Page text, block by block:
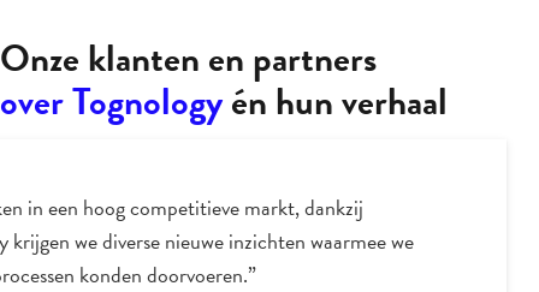
Onze klanten en partners
over Tognologyén hun verhaal
in een hoog competitieve markt, dankzij
krijgen we diverse nieuwe inzichten waarmee we
konden doorvoeren.”